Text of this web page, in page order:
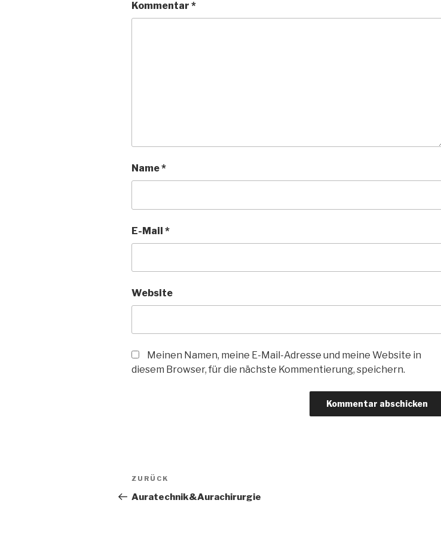
Kommentar *
Name*
E-Mail *
Website
Meinen Namen, meine E-Mail-Adresse und meine Website in
diesem Browser, für die nächste Kommentierung, speichern.
Beitrags-
Navigation
Vorheriger
Beitrag
ZURÜCK
Auratechnik&Aurachirurgie